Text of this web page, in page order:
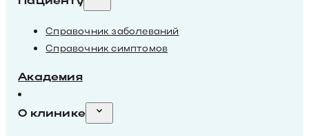
Справочник заболеваний
Справочник симптомов
Академия
О клинике